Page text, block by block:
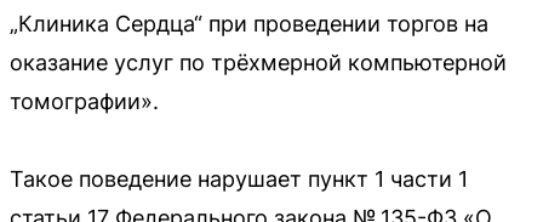
„Клиника Сердца“ при проведении торгов на
оказание услуг по трёхмерной компьютерной
томографии».
Такое поведение нарушает пункт 1 части 1